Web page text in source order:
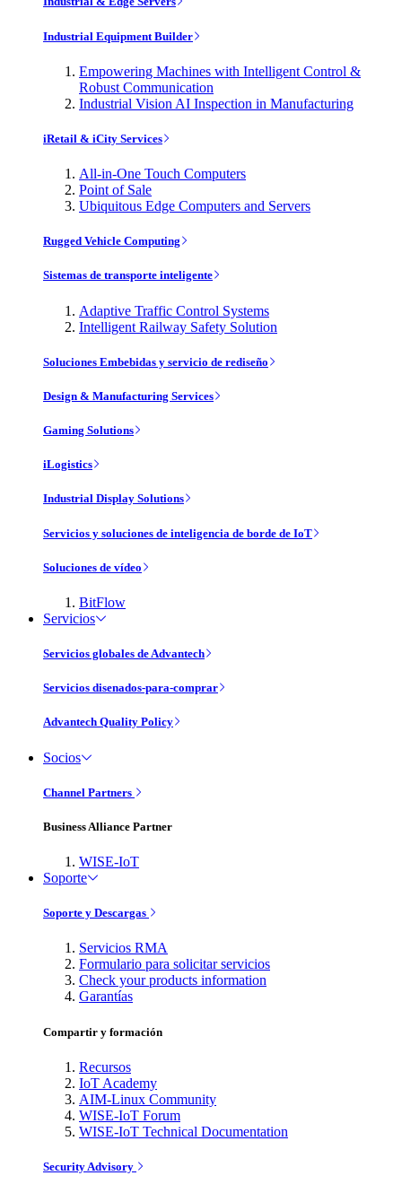
Industrial Equipment Builder
Empowering Machines with Intelligent Control &
Robust Communication
Industrial Vision AI Inspection in Manufacturing
iRetail & iCity Services
All-in-One Touch Computers
Point of Sale
Ubiquitous Edge Computers and Servers
Rugged Vehicle Computing
Sistemas de transporte inteligente
Adaptive Traffic Control Systems
Intelligent Railway Safety Solution
Soluciones Embebidas y servicio de rediseño
Design & Manufacturing Services
Gaming Solutions
iLogistics
Industrial Display Solutions
Servicios y soluciones de inteligencia de borde de IoT
Soluciones de vídeo
BitFlow
Servicios
Servicios globales de Advantech
Servicios disenados-para-comprar
Advantech Quality Policy
Socios
Channel Partners
Business Alliance Partner
WISE-IoT
Soporte
Soporte y Descargas
Servicios RMA
Formulario para solicitar servicios
Check your products information
Garantías
Compartir y formación
Recursos
IoT Academy
AIM-Linux Community
WISE-IoT Forum
WISE-IoT Technical Documentation
Security Advisory